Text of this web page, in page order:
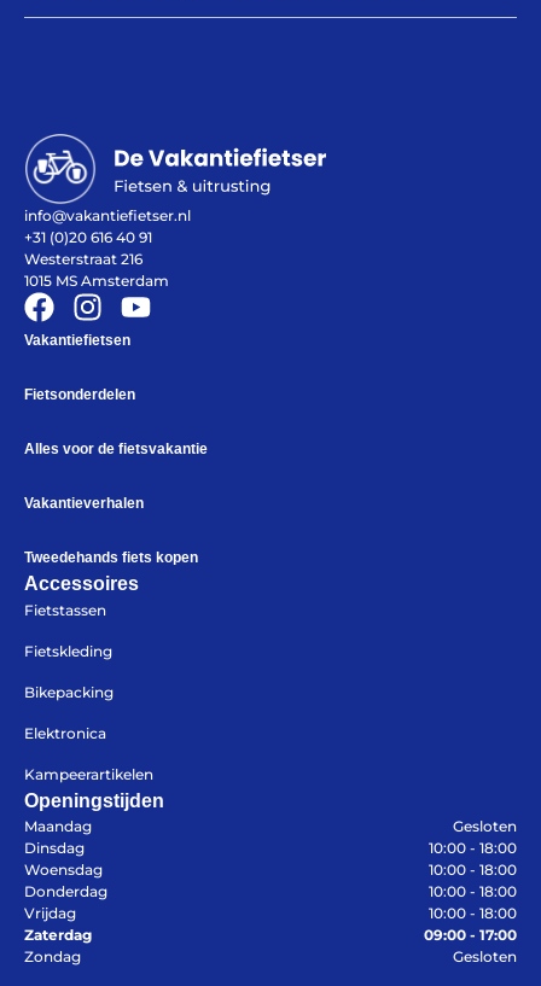
Azië
Help mij bij
kiezen van een fiets
Maak een afspraak
Over ons
Blog
Contact
Gelukkige Klanten
Tel: 020-616 4091
info@vakantiefietser.nl
+31 (0)20 616 40 91
Westerstraat 216
1015 MS Amsterdam
Vakantiefietsen
Fietsonderdelen
Alles voor de fietsvakantie
Vakantieverhalen
Tweedehands fiets kopen
Accessoires
Fietstassen
Fietskleding
Bikepacking
Elektronica
Kampeerartikelen
Openingstijden
Maandag
Gesloten
Dinsdag
10:00 - 18:00
Woensdag
10:00 - 18:00
Donderdag
10:00 - 18:00
Vrijdag
10:00 - 18:00
Zaterdag
09:00 - 17:00
Zondag
Gesloten